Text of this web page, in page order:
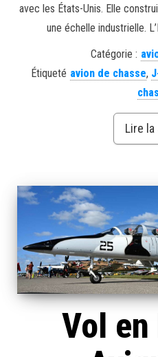
avec les États-Unis. Elle
une échelle industrielle.
Catégorie :
Étiqueté avion de chasse,
Lire
Vol